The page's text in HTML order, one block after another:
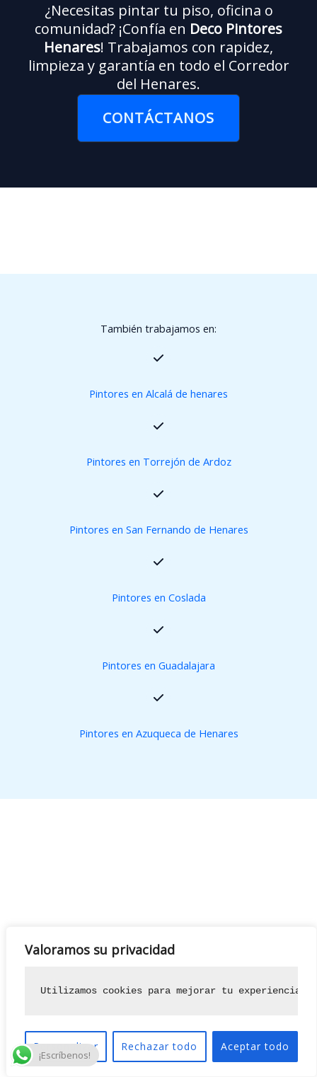
Valoramos su privacidad
Utilizamos cookies para mejorar tu experiencia
Personalizar Rechazar todo Aceptar todo
¿Necesitas pintar tu piso, oficina o
comunidad? ¡Confía en Deco Pintores
Henares! Trabajamos con rapidez,
limpieza y garantía en todo el Corredor
del Henares.
CONTÁCTANOS
También trabajamos en:
Pintores en Alcalá de henares
Pintores en Torrejón de Ardoz
Pintores en San Fernando de Henares
Pintores en Coslada
Pintores en Guadalajara
Pintores en Azuqueca de Henares
¡Escríbenos!